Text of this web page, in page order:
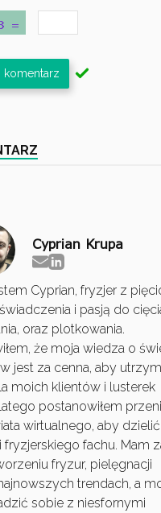
komentarz
Cyprian Krupa
Cyprian, fryzjer z
i pasją do
oraz plotkowania.
że moja wiedza o
jest za cenna, aby
moich klientów i lusterek
postanowiłem
wirtualnego, aby
fryzjerskiego fachu. Mam
fryzur, pielęgnacji
trendach, a
sobie z niesfornymi